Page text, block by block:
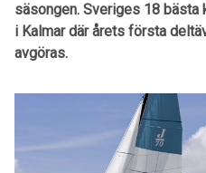
säsongen. Sveriges 18
i Kalmar där årets första
avgöras.